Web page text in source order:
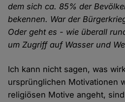
dem sich ca. 85% der
bekennen. War der
Oder geht es - wie überall
um Zugriff auf Wasser und
Ich kann nicht sagen, was
ursprünglichen Motivationen
religiösen Motive angeht,